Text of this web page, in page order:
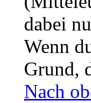
dabei
Wenn
Grund,
Nach